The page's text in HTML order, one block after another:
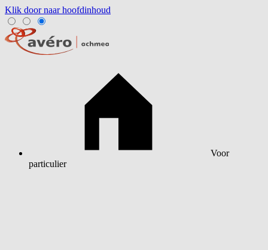
Klik door naar hoofdinhoud
Voor
particulier